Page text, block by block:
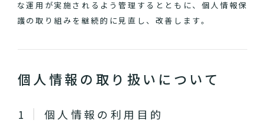
な運用が実施されるよう管理するとともに、個人情報保
護の取り組みを継続的に見直し、改善します。
個人情報の取り扱いについて
個人情報の利用目的